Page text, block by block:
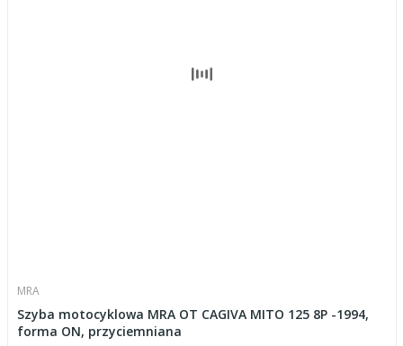
MRA
Szyba motocyklowa MRA OT CAGIVA MITO 125 8P -1994,
forma ON, przyciemniana